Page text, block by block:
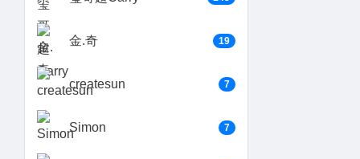
金.奇 19
createsun 7
Simon 7